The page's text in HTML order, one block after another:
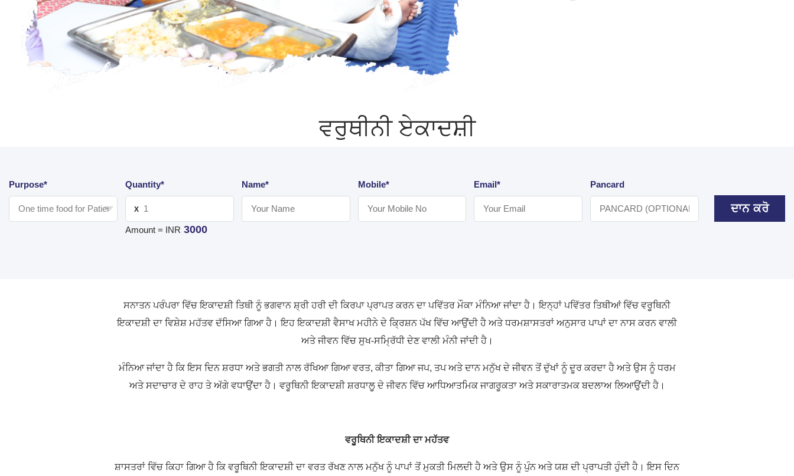
ਵਰੁਥੀਨੀ ਏਕਾਦਸ਼ੀ
Purpose* Quantity*
X
Amount = INR 3000
Name* Mobile* Email* Pancard
ਦਾਨ ਕਰੋ
ਸਨਾਤਨ ਪਰੰਪਰਾ ਵਿੱਚ ਇਕਾਦਸ਼ੀ ਤਿਥੀ ਨੂੰ ਭਗਵਾਨਸ਼੍ਰੀ ਹਰੀਦੀ ਕਿਰਪਾ ਪ੍ਰਾਪਤ ਕਰਨ ਦਾ ਪਵਿੱਤਰ ਮੌਕਾ ਮੰਨਿਆ ਜਾਂਦਾ ਹੈ। ਇਨ੍ਹਾਂ ਪਵਿੱਤਰ ਤਿਥੀਆਂ ਵਿੱਚ ਵਰੂਥਿਨੀ
ਇਕਾਦਸ਼ੀ ਦਾ ਵਿਸ਼ੇਸ਼ ਮਹੱਤਵ ਦੱਸਿਆ ਗਿਆ ਹੈ। ਇਹ ਇਕਾਦਸ਼ੀ ਵੈਸਾਖ ਮਹੀਨੇ ਦੇ ਕ੍ਰਿਸ਼ਨ ਪੱਖ ਵਿੱਚ ਆਉਂਦੀ ਹੈ ਅਤੇ ਧਰਮਸ਼ਾਸਤਰਾਂ ਅਨੁਸਾਰ ਪਾਪਾਂ ਦਾ ਨਾਸ ਕਰਨ ਵਾਲੀ
ਅਤੇ ਜੀਵਨ ਵਿੱਚ ਸੁਖ-ਸਮ੍ਰਿੱਧੀ ਦੇਣ ਵਾਲੀ ਮੰਨੀ ਜਾਂਦੀ ਹੈ।
ਮੰਨਿਆ ਜਾਂਦਾ ਹੈਕਿ ਇਸ ਦਿਨ ਸ਼ਰਧਾ ਅਤੇ ਭਗਤੀ ਨਾਲ ਰੱਖਿਆਗਿਆ ਵਰਤ, ਕੀਤਾ ਗਿਆਜਪ, ਤਪ ਅਤੇ ਦਾਨ ਮਨੁੱਖ ਦੇ ਜੀਵਨ ਤੋਂ ਦੁੱਖਾਂ ਨੂੰ ਦੂਰ ਕਰਦਾ ਹੈ ਅਤੇ ਉਸ ਨੂੰ ਧਰਮ
ਅਤੇ ਸਦਾਚਾਰ ਦੇ ਰਾਹ ਤੇ ਅੱਗੇ ਵਧਾਉਂਦਾ ਹੈ। ਵਰੂਥਿਨੀ ਇਕਾਦਸ਼ੀਸ਼ਰਧਾਲੂਦੇ ਜੀਵਨ ਵਿੱਚ ਆਧਿਆਤਮਿਕ ਜਾਗਰੂਕਤਾ ਅਤੇ ਸਕਾਰਾਤਮਕ ਬਦਲਾਅ ਲਿਆਉਂਦੀ ਹੈ।
ਵਰੂਥਿਨੀ ਇਕਾਦਸ਼ੀ ਦਾ ਮਹੱਤਵ
ਸ਼ਾਸਤਰਾਂ ਵਿੱਚ ਕਿਹਾ ਗਿਆ ਹੈ ਕਿ ਵਰੂਥਿਨੀ ਇਕਾਦਸ਼ੀ ਦਾ ਵਰਤਰੱਖਣਨਾਲ ਮਨੁੱਖ ਨੂੰ ਪਾਪਾਂ ਤੋਂ ਮੁਕਤੀ ਮਿਲਦੀ ਹੈ ਅਤੇ ਉਸ ਨੂੰ ਪੁੰਨ ਅਤੇ ਯਸ਼ ਦੀ ਪ੍ਰਾਪਤੀ ਹੁੰਦੀ ਹੈ। ਇਸ ਦਿਨ